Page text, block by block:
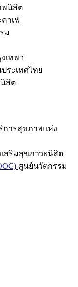
พนิสิต
าเฟ่
ม
เทพฯ
ระเทศไทย
นิสิต
การสุขภาพแห่ง
สริมสุขภาวะนิสิต
ศูนย์นวัตกรรม